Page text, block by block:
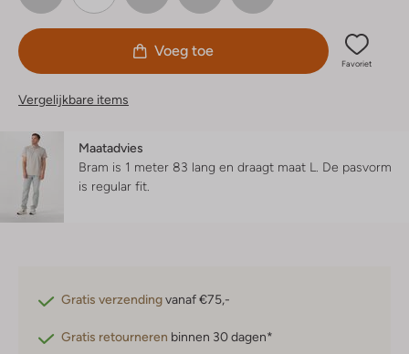
Voeg toe
Favoriet
Vergelijkbare items
Maatadvies
Bram is 1 meter 83 lang en draagt maat L. De pasvorm
is regular fit
Gratis verzendingvanaf €75,-
Gratis retourneren binnen 30 dagen*